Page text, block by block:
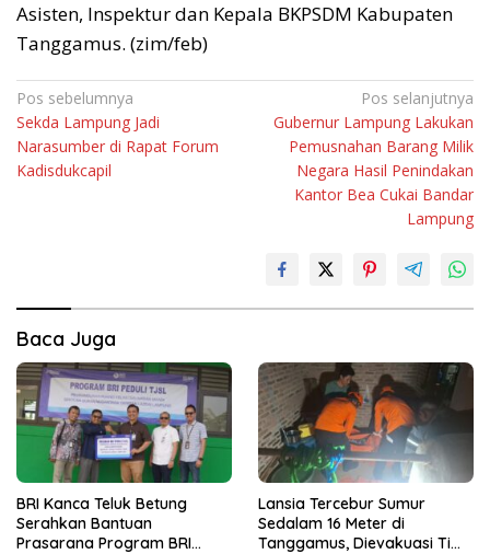
Asisten, Inspektur dan Kepala BKPSDM Kabupaten
Tanggamus. (zim/feb)
Navigasi
pos
Pos sebelumnya
Sekda Lampung Jadi
Narasumber di Rapat Forum
Kadisdukcapil
Pos selanjutnya
Gubernur Lampung Lakukan
Pemusnahan Barang Milik
Negara Hasil Penindakan
Kantor Bea Cukai Bandar
Lampung
Baca Juga
BRI Kanca Teluk Betung
Serahkan Bantuan
Prasarana Program BRI
Lansia Tercebur Sumur
Sedalam 16 Meter di
Tanggamus, Dievakuasi Tim